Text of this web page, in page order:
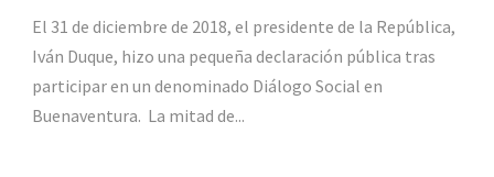
El 31 de diciembre de 2018, el presidente de la República,
Iván Duque, hizo una pequeña declaración pública tras
participar en un denominado Diálogo Social en
Buenaventura. La mitad de...